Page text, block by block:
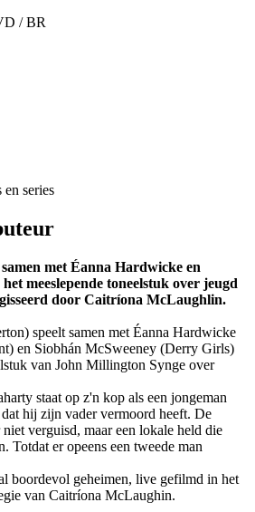
/ BR
met Éanna Hardwicke en
meeslepende toneelstuk over jeugd
door Caitríona McLaughlin.
speelt samen met Éanna Hardwicke
en Siobhán McSweeney (Derry Girls)
van John Millington Synge over
staat op z'n kop als een jongeman
hij zijn vader vermoord heeft. De
verguisd, maar een lokale held die
Totdat er opeens een tweede man
boordevol geheimen, live gefilmd in het
van Caitríona McLaughin.